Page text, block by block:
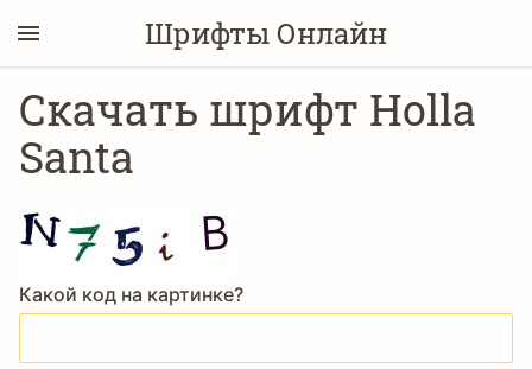
Шрифты Онлайн
Скачать шрифт Holla
Santa
Какой код на картинке?